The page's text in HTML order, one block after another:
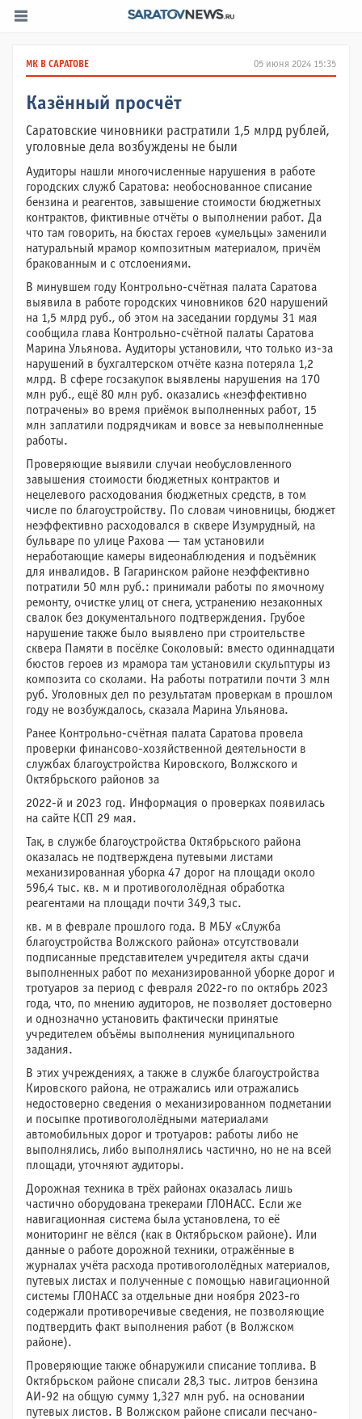
05 июня 2024 15:35
МК В САРАТОВЕ
Казённый просчёт
Саратовские чиновники растратили 1,5 млрд рублей,
уголовные дела возбуждены не были
Аудиторы нашли многочисленные нарушения в работе
городских служб Саратова: не­обоснованное списание
бензина и реагентов, завышение стоимости бюджетных
контрактов, фиктивные отчёты о выполнении работ. Да
что там говорить, на бюстах героев «умельцы» заменили
натуральный мрамор композитным материалом, причём
бракованным и с отслоениями.
В минувшем году Контрольно-счётная палата Саратова
выявила в работе городских чиновников 620 нарушений
на 1,5 млрд руб., об этом на заседании гордумы 31 мая
сообщила глава Контрольно-счётной палаты Саратова
Марина Ульянова. Аудиторы установили, что только из-за
нарушений в бухгалтерском отчёте казна потеряла 1,2
млрд. В сфере госзакупок выявлены нарушения на 170
млн руб., ещё 80 млн руб. оказались «неэффективно
потрачены» во время приёмок выполненных работ, 15
млн заплатили подрядчикам и вовсе за невыполненные
работы.
Проверяющие выявили случаи необусловленного
завышения стоимости бюджетных контрактов и
нецелевого расходования бюджетных средств, в том
числе по благоустройству. По словам чиновницы, бюджет
неэффективно расходовался в сквере Изумрудный, на
бульваре по улице Рахова — там установили
неработающие камеры видеонаблюдения и подъёмник
для инвалидов. В Гагаринском районе неэффективно
потратили 50 млн руб.: принимали работы по ямочному
ремонту, очистке улиц от снега, устранению незаконных
свалок без документального подтверждения. Грубое
нарушение также было выявлено при строительстве
сквера Памяти в посёлке Соколовый: вместо одиннадцати
бюстов героев из мрамора там установили скульптуры из
композита со сколами. На работы потратили почти 3 млн
руб. Уголовных дел по результатам проверкам в прошлом
году не возбуждалось, сказала Марина Ульянова.
Ранее Контрольно-счётная палата Саратова провела
проверки финансово-хозяйственной деятельности в
службах благоустройства Кировского, Волжского и
Октябрьского районов за
2022-й и 2023 год. Информация о проверках появилась
на сайте КСП 29 мая.
Так, в службе благоустройства Октябрьского района
оказалась не подтверждена путевыми листами
механизированная уборка 47 дорог на площади около
596,4 тыс. кв. м и противогололёдная обработка
реагентами на площади почти 349,3 тыс.
кв. м в феврале прошлого года. В МБУ «Служба
благоустройства Волжского района» отсутствовали
подписанные представителем учредителя акты сдачи
выполненных работ по механизированной уборке дорог и
тротуаров за период с февраля 2022-го по октябрь 2023
года, что, по мнению аудиторов, не позволяет достоверно
и однозначно установить фактически принятые
учредителем объёмы выполнения муниципального
задания.
В этих учреждениях, а также в службе благоустройства
Кировского района, не отражались или отражались
недостоверно сведения о механизированном подметании
и посыпке противогололёдными материалами
автомобильных дорог и тротуаров: работы либо не
выполнялись, либо выполнялись частично, но не на всей
площади, уточняют аудиторы.
Дорожная техника в трёх районах оказалась лишь
частично оборудована трекерами ГЛОНАСС. Если же
навигационная система была установлена, то её
мониторинг не вёлся (как в Октябрьском районе). Или
данные о работе дорожной техники, отражённые в
журналах учёта расхода противогололёдных материалов,
путевых листах и полученные с помощью навигационной
системы ГЛОНАСС за отдельные дни ноября 2023-го
содержали противоречивые сведения, не позволяющие
подтвердить факт выполнения работ (в Волжском
районе).
Проверяющие также обнаружили списание топлива. В
Октябрьском районе списали 28,3 тыс. литров бензина
АИ-92 на общую сумму 1,327 млн руб. на основании
путевых листов. В Волжском районе списали песчано-